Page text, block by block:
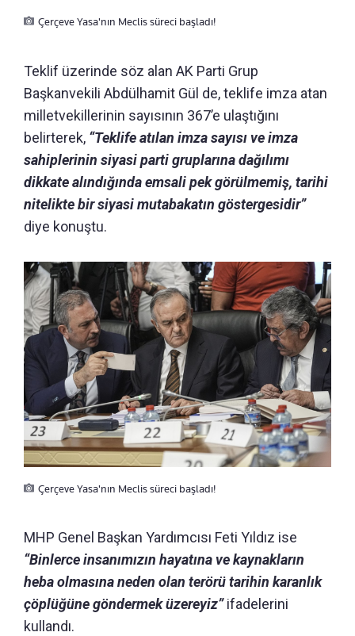
Çerçeve Yasa'nın Meclis süreci başladı!
Teklif üzerinde söz alan AK Parti Grup
Başkanvekili Abdülhamit Gül de, teklife imza atan
milletvekillerinin sayısının 367’e ulaştığını
belirterek, “Teklife atılan imza sayısı ve imza
sahiplerinin siyasi parti gruplarına dağılımı
dikkate alındığında emsali pek görülmemiş, tarihi
nitelikte bir siyasi mutabakatın göstergesidir”
diye konuştu.
Çerçeve Yasa'nın Meclis süreci başladı!
MHP Genel Başkan Yardımcısı Feti Yıldız ise
“Binlerce insanımızın hayatına ve kaynakların
heba olmasına neden olan terörü tarihin karanlık
çöplüğüne göndermek üzereyiz”ifadelerini
kullandı.